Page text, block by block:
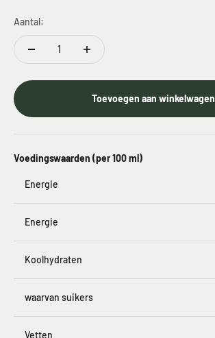
Aantal:
Toevoegen aan winkelwagen
Voedingswaarden (per 100 ml)
Energie
Energie
Koolhydraten
waarvan suikers
Vetten